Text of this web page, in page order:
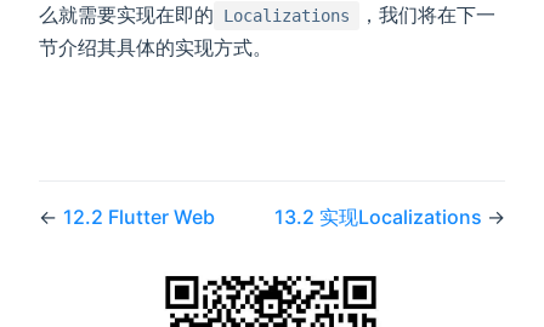
么就需要实现在即的
Localizations
，我们将在下一
节介绍其具体的实现方式。
← 12.2 Flutter Web 13.2 实现Localizations →